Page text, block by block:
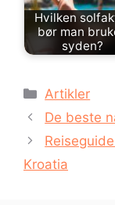
Hvilken
bør man
syden?
Kategorier
Artikler
De beste
Kroatia